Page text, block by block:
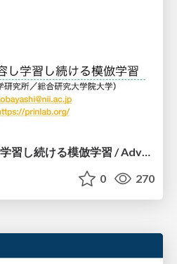
0 270